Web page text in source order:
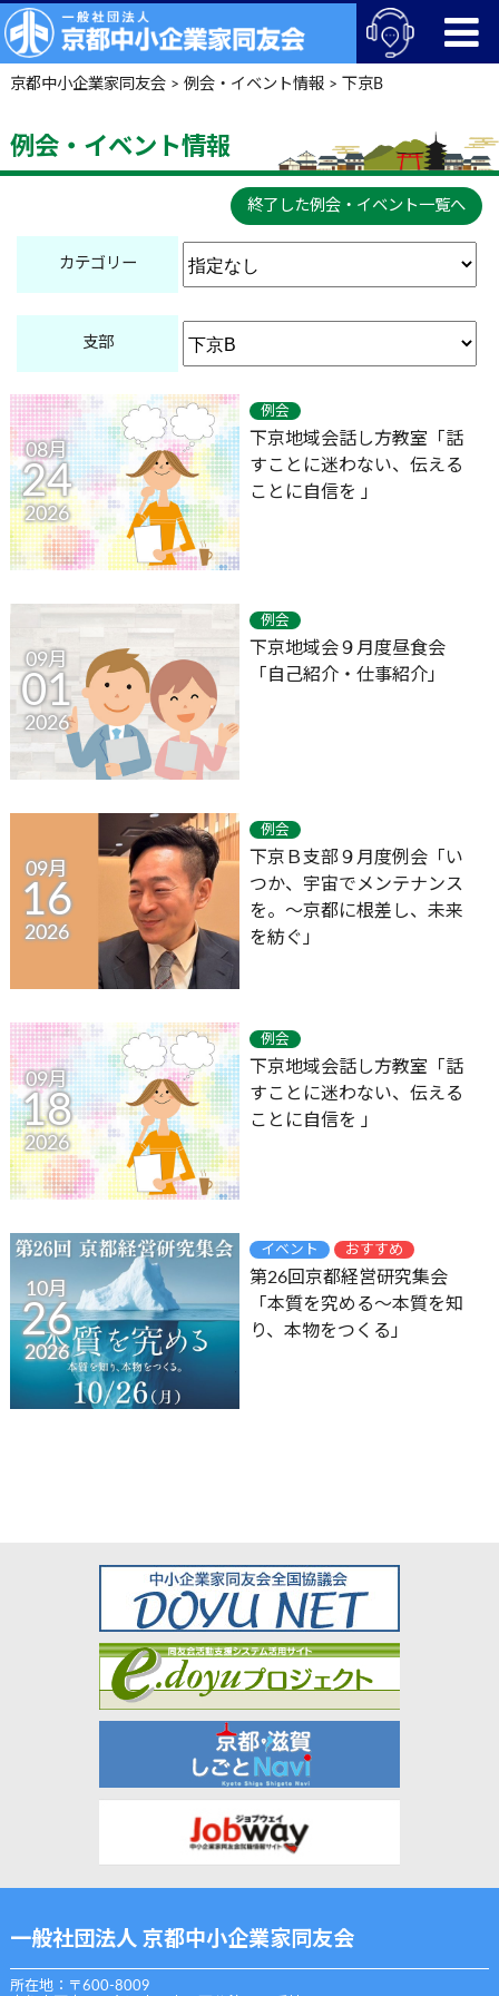
京都中小企業家同友会> 例会・イベント情報> 下京B
例会・イベント情報
終了した例会・イベント一覧へ
カテゴリー
支部
08月
24
2026
例会
下京地域会話し方教室「話
すことに迷わない、伝える
ことに自信を 」
09月
01
2026
例会
下京地域会９月度昼食会
「自己紹介・仕事紹介」
09月
16
2026
例会
下京Ｂ支部９月度例会「い
つか、宇宙でメンテナンス
を。～京都に根差し、未来
を紡ぐ」
09月
18
2026
例会
下京地域会話し方教室「話
すことに迷わない、伝える
ことに自信を 」
10月
26
2026
イベント おすすめ
第26回京都経営研究集会
「本質を究める～本質を知
り、本物をつくる」
一般社団法人 京都中小企業家同友会
所在地：〒600-8009